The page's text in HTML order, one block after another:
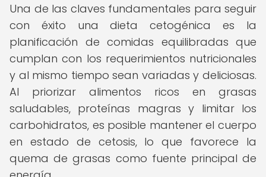
Una de las claves fundamentales para seguir
con éxito una dieta cetogénica es la
planificación de comidas equilibradas que
cumplan con los requerimientos nutricionales
y al mismo tiempo sean variadas y deliciosas.
Al priorizar alimentos ricos en grasas
saludables, proteínas magras y limitar los
carbohidratos, es posible mantener el cuerpo
en estado de cetosis, lo que favorece la
quema de grasas como fuente principal de